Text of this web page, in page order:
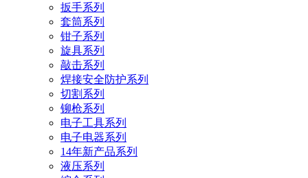
扳手系列
套筒系列
钳子系列
旋具系列
敲击系列
焊接安全防护系列
切割系列
铆枪系列
电子工具系列
电子电器系列
14年新产品系列
液压系列